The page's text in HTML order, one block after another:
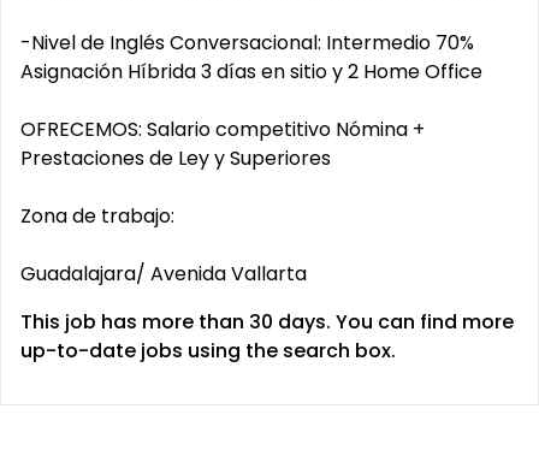
-Nivel de Inglés Conversacional: Intermedio 70%
Asignación Híbrida 3 días en sitio y 2 Home Office
OFRECEMOS: Salario competitivo Nómina +
Prestaciones de Ley y Superiores
Zona de trabajo:
Guadalajara/ Avenida Vallarta
This job has more than 30 days. You can find more
up-to-date jobs using the search box.